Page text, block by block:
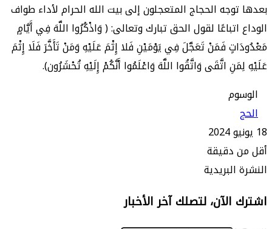
الحجاج المتعجلون إلى بيت الله الحرام لأداء طواف
لقول الحق تبارك وتعالى: ( وَاذْكُرُوا اللَّهَ فِي أَيَّامٍ
فَمَنْ تَعَجَّلَ فِي يَوْمَيْنِ فَلا إِثْمَ عَلَيْهِ وَمَنْ تَأَخَّرَ فَلَا إِثْمَ
اتَّقَى وَاتَّقُوا اللَّهَ وَاعْلَمُوا أَنَّكُمْ إِلَيْهِ تُحْشَرُون).
لتصلك آخر الأخبار